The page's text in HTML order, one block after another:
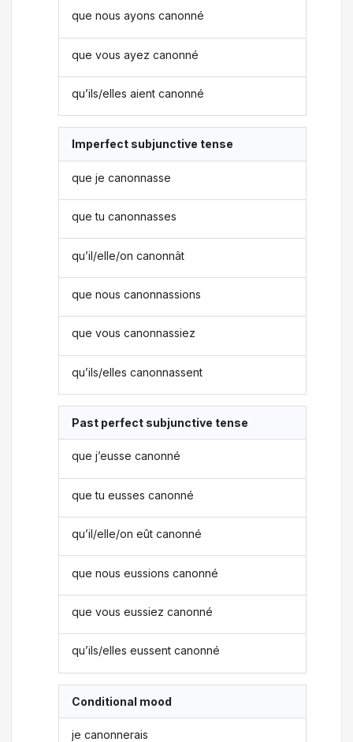
que nous ayons canonné
que vous ayez canonné
qu’ils/elles aient canonné
Imperfect subjunctive tense
que je canonnasse
que tu canonnasses
qu’il/elle/on canonnât
que nous canonnassions
que vous canonnassiez
qu’ils/elles canonnassent
Past perfect subjunctive tense
que j’eusse canonné
que tu eusses canonné
qu’il/elle/on eût canonné
que nous eussions canonné
que vous eussiez canonné
qu’ils/elles eussent canonné
Conditional mood
je canonnerais